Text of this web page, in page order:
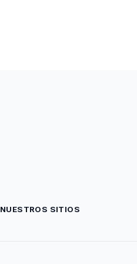
NUESTROS SITIOS